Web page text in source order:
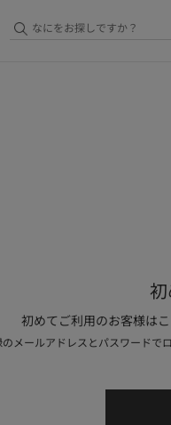
初めてご利用のお客様は
のメールアドレスとパスワードで